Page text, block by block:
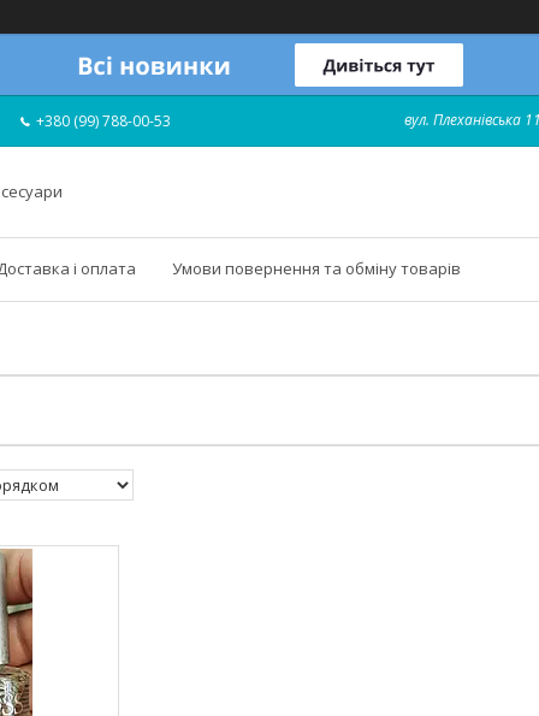
+380 (99) 788-00-53 вул. Плеханівська
і оплата Умови повернення та обміну товарів